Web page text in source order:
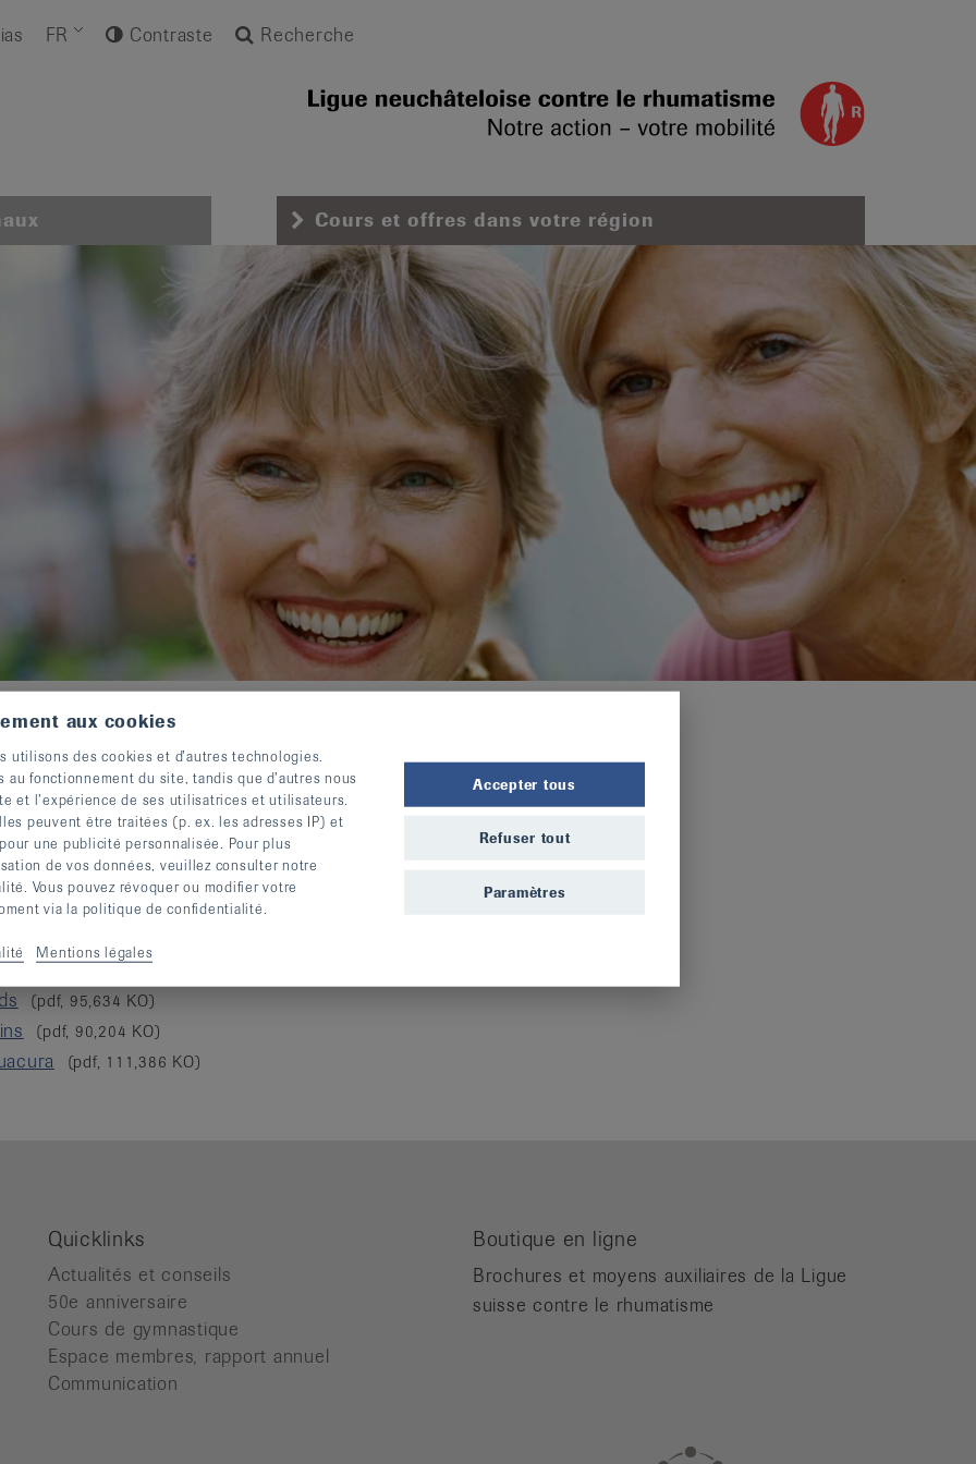
FR Contraste Recherche
Cours et offres dans votre région
490,776 KO)
(pdf, 110,643 KO)
(pdf, 95,634 KO)
(pdf, 90,204 KO)
(pdf, 111,386 KO)
Quicklinks
Actualités et conseils
50e anniversaire
Cours de gymnastique
Espace membres, rapport annuel
Communication
Boutique en ligne
Brochures et moyens auxiliaires de la Ligue
suisse contre le rhumatisme
aux cookies
utilisons des cookies et d’autres technologies.
fonctionnement du site, tandis que d’autres nous
et l’expérience de ses utilisatrices et utilisateurs.
peuvent être traitées (p. ex. les adresses IP) et
une publicité personnalisée. Pour plus
de vos données, veuillez consulter notre
Vous pouvez révoquer ou modifier votre
via la politique de confidentialité.
Mentions légales
Accepter tous
Refuser tout
Paramètres